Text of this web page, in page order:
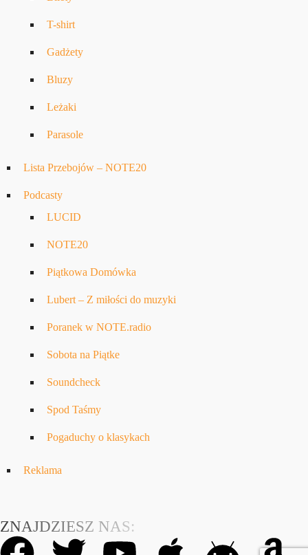
T-shirt
Gadżety
Bluzy
Leżaki
Parasole
Lista Przebojów – NOTE20
Podcasty
LUCID
NOTE20
Piątkowa Domówka
Lubert – Z miłości do muzyki
Poranek w NOTE.radio
Sobota na Piątke
Soundcheck
Spod Taśmy
Pogaduchy o klasykach
Reklama
ZNAJDZIESZ NAS: